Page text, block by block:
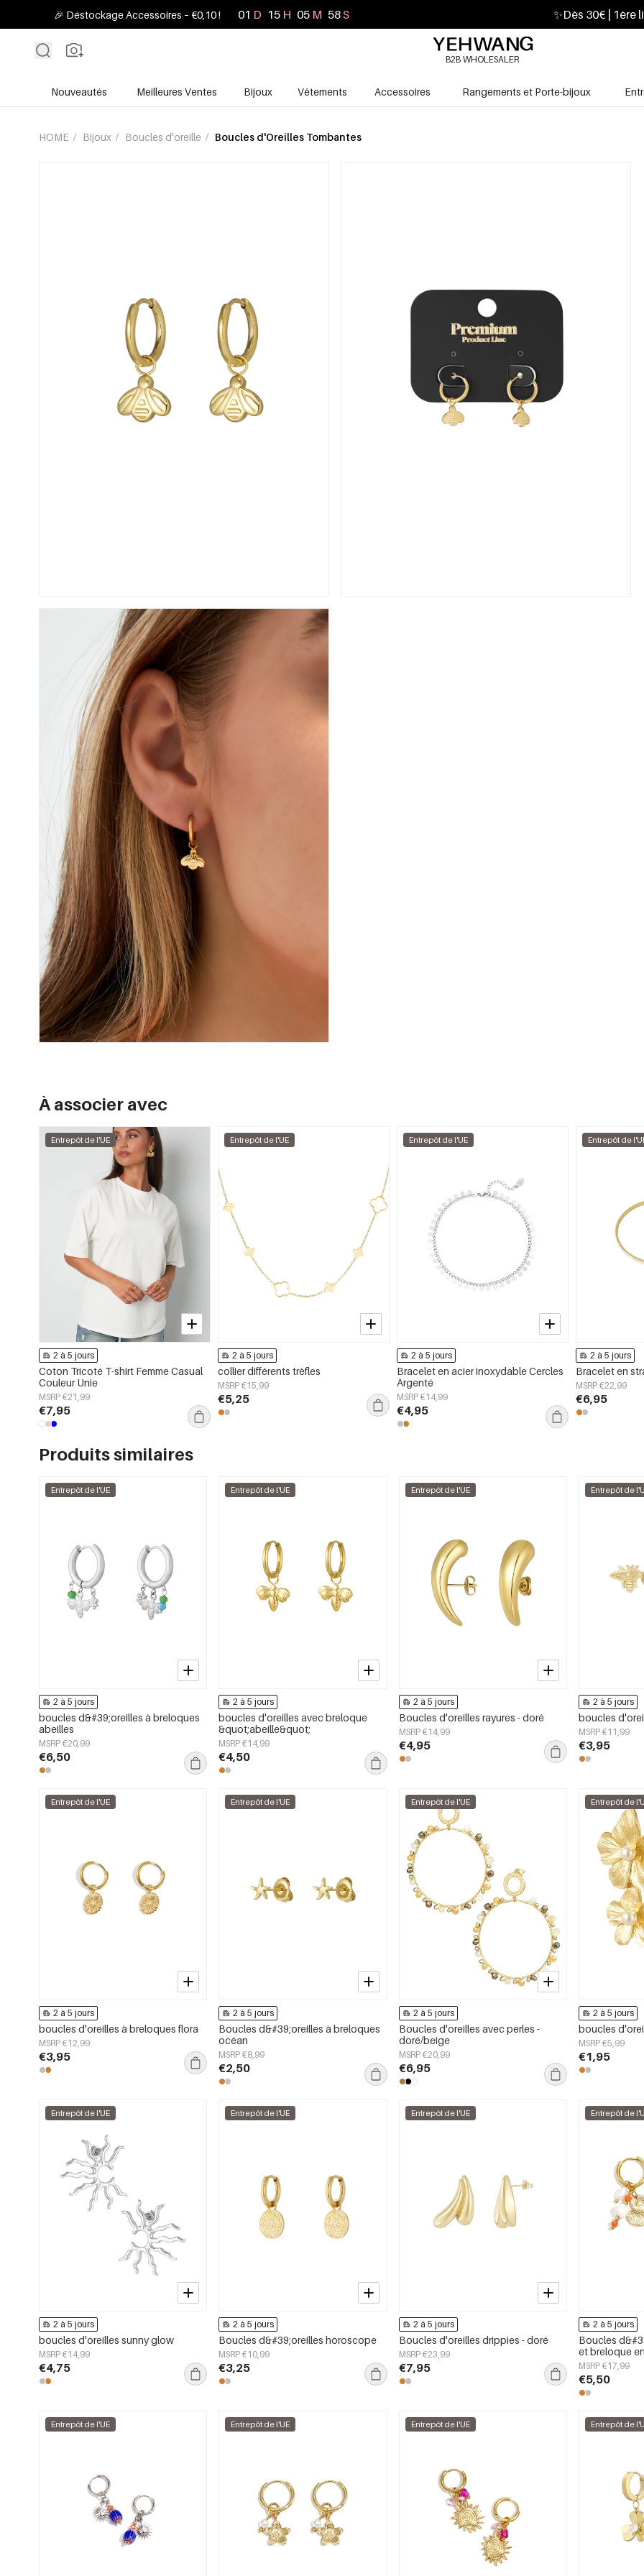
🎉 Déstockage Accessoires – €0,10 ! 01 D 15 H 05 M 57S ✨Dès 30€ | 1ère
B2B WHOLESALER
Nouveautés Meilleures Ventes Bijoux Vêtements Accessoires Rangements et Porte-bijoux
HOME / Bijoux / Boucles d'oreille / Boucles d'Oreilles Tombantes
À associer avec
Entrepôt de l'UE
2 à 5 jours
Coton Tricoté T-shirt Femme Casual
Couleur Unie
MSRP €21,99
€7,95
Entrepôt de l'UE
2 à 5 jours
collier différents trèfles
MSRP €15,99
€5,25
Entrepôt de l'UE
2 à 5 jours
Bracelet en acier inoxydable Cercles
Argenté
MSRP €14,99
€4,95
Entrepôt de
2 à 5 jours
Bracelet en
MSRP €22,99
€6,95
Produits similaires
Entrepôt de l'UE
2 à 5 jours
boucles d&#39;oreilles à breloques
abeilles
MSRP €20,99
€6,50
Entrepôt de l'UE
2 à 5 jours
boucles d'oreilles avec breloque
&quot;abeille&quot;
MSRP €14,99
€4,50
Entrepôt de l'UE
2 à 5 jours
Boucles d'oreilles rayures - doré
MSRP €14,99
€4,95
Entrepôt de
2 à 5 jours
boucles
MSRP €11,99
€3,95
Entrepôt de l'UE
2 à 5 jours
boucles d'oreilles à breloques flora
MSRP €12,99
€3,95
Entrepôt de l'UE
2 à 5 jours
Boucles d&#39;oreilles à breloques
océan
MSRP €8,99
€2,50
Entrepôt de l'UE
2 à 5 jours
Boucles d'oreilles avec perles -
doré/beige
MSRP €20,99
€6,95
Entrepôt de
2 à 5 jours
boucles
MSRP €5,99
€1,95
Entrepôt de l'UE
2 à 5 jours
boucles d'oreilles sunny glow
MSRP €14,99
€4,75
Entrepôt de l'UE
2 à 5 jours
Boucles d&#39;oreilles horoscope
MSRP €10,99
€3,25
Entrepôt de l'UE
2 à 5 jours
Boucles d'oreilles drippies - doré
MSRP €23,99
€7,95
Entrepôt de
2 à 5 jours
Boucles
et breloque
MSRP €17,99
€5,50
Entrepôt de l'UE Entrepôt de l'UE Entrepôt de l'UE Entrepôt de